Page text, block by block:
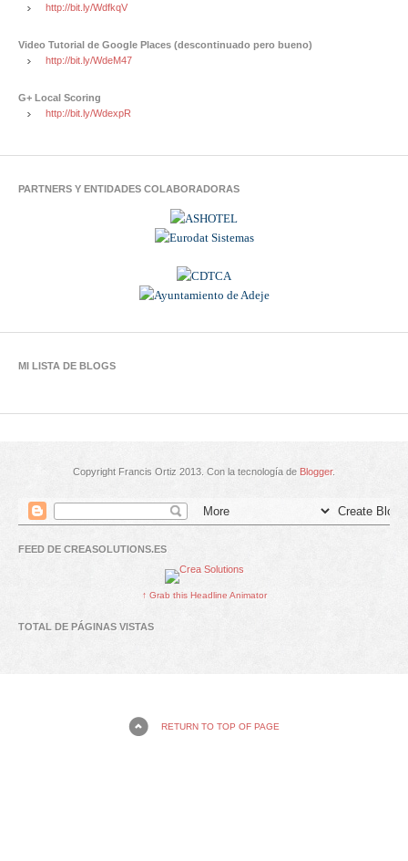
http://bit.ly/WdfkqV
Video Tutorial de Google Places (descontinuado pero bueno)
http://bit.ly/WdeM47
G+ Local Scoring
http://bit.ly/WdexpR
PARTNERS Y ENTIDADES COLABORADORAS
MI LISTA DE BLOGS
Copyright Francis Ortiz 2013. Con la tecnología de Blogger.
FEED DE CREASOLUTIONS.ES
↑ Grab this Headline Animator
TOTAL DE PÁGINAS VISTAS
RETURN TO TOP OF PAGE